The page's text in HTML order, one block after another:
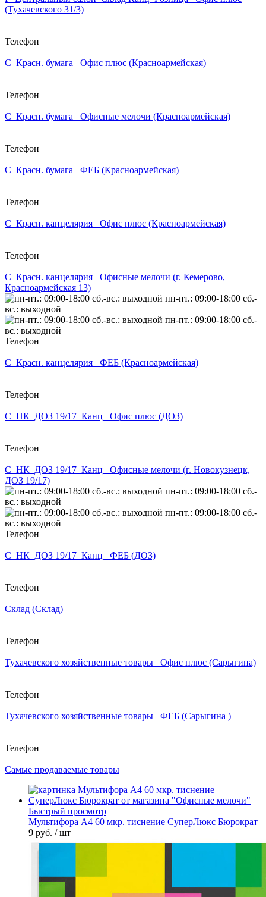
(Тухачевского 31/3)
Телефон
С_Красн. бумага_ Офис плюс (Красноармейская)
Телефон
С_Красн. бумага_ Офисные мелочи (Красноармейская)
Телефон
С_Красн. бумага_ ФЕБ (Красноармейская)
Телефон
С_Красн. канцелярия_ Офис плюс (Красноармейская)
Телефон
С_Красн. канцелярия_ Офисные мелочи (г. Кемерово,
Красноармейская 13)
пн-пт.: 09:00-18:00 сб.-
вс.: выходной
пн-пт.: 09:00-18:00 сб.-
вс.: выходной
Телефон
С_Красн. канцелярия_ ФЕБ (Красноармейская)
Телефон
С_НК_ДОЗ 19/17_Канц_ Офис плюс (ДОЗ)
Телефон
С_НК_ДОЗ 19/17_Канц_ Офисные мелочи (г. Новокузнецк,
ДОЗ 19/17)
пн-пт.: 09:00-18:00 сб.-
вс.: выходной
пн-пт.: 09:00-18:00 сб.-
вс.: выходной
Телефон
С_НК_ДОЗ 19/17_Канц_ ФЕБ (ДОЗ)
Телефон
Склад (Склад)
Телефон
Тухачевского хозяйственные товары_ Офис плюс (Сарыгина)
Телефон
Тухачевского хозяйственные товары_ ФЕБ (Сарыгина )
Телефон
Самые продаваемые товары
Быстрый просмотр
Мультифора А4 60 мкр. тиснение СуперЛюкс Бюрократ
9 руб. / шт